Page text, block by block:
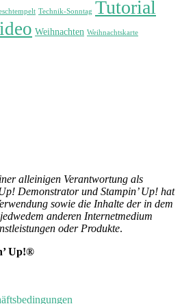
Technik-Sonntag Tutorial
Weihnachten Weihnachtskarte
alleinigen Verantwortung als
Demonstrator und Stampin’ Up! hat
sowie die Inhalte der in dem
anderen Internetmedium
oder Produkte.
Up!®